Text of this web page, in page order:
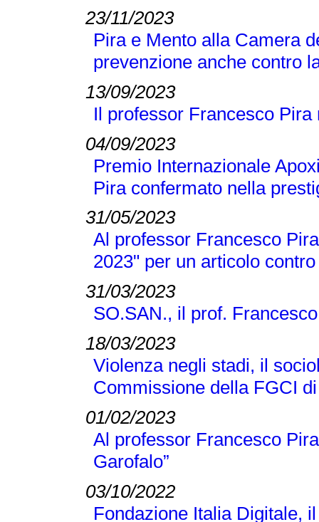
23/11/2023
Pira e Mento alla Camera
prevenzione anche contro
13/09/2023
Il professor Francesco
04/09/2023
Premio Internazionale
Pira confermato nella
31/05/2023
Al professor Francesco
2023" per un articolo
31/03/2023
SO.SAN., il prof.
18/03/2023
Violenza negli stadi, il
Commissione della FGCI
01/02/2023
Al professor Francesco
Garofalo”
03/10/2022
Fondazione Italia Digitale,